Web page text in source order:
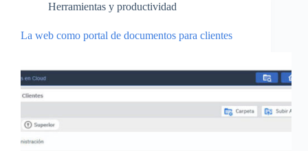
Herramientas y productividad
La web como portal de documentos para clientes